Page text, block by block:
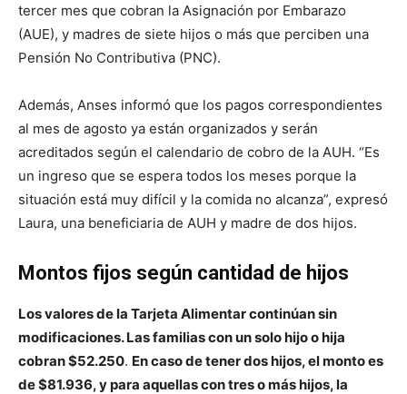
tercer mes que cobran la Asignación por Embarazo
(AUE), y madres de siete hijos o más que perciben una
Pensión No Contributiva (PNC).
Además, Anses informó que los pagos correspondientes
al mes de agosto ya están organizados y serán
acreditados según el calendario de cobro de la AUH. “Es
un ingreso que se espera todos los meses porque la
situación está muy difícil y la comida no alcanza”, expresó
Laura, una beneficiaria de AUH y madre de dos hijos.
Montos fijos según cantidad de hijos
Los valores de la Tarjeta Alimentar continúan sin
modificaciones. Las familias con un solo hijo o hija
cobran $52.250. En caso de tener dos hijos, el monto es
de $81.936, y para aquellas con tres o más hijos, la